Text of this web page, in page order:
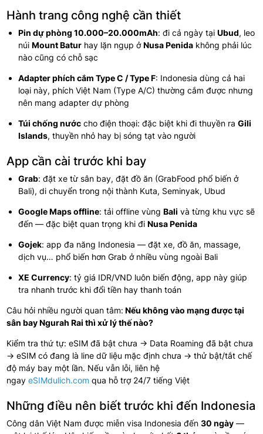
Hành trang công nghệ cần thiết
Pin dự phòng 10.000–20.000mAh: đi cả ngày tại Ubud, leo
núi Mount Batur hay lặn ngụp ở Nusa Penida không phải lúc
nào cũng có chỗ sạc
Adapter phích cắm Type C / Type F: Indonesia dùng cả hai
loại này, phích Việt Nam (Type A/C) thường cắm được nhưng
nên mang adapter dự phòng
Túi chống nước cho điện thoại: đặc biệt khi đi thuyền ra Gili
Islands, thuyền nhỏ hay bị sóng tạt vào người
App cần cài trước khi bay
Grab: đặt xe từ sân bay, đặt đồ ăn (GrabFood phổ biến ở
Bali), di chuyển trong nội thành Kuta, Seminyak, Ubud
Google Maps offline: tải offline vùng Bali và từng khu vực sẽ
đến — đặc biệt quan trọng khi đi Nusa Penida
Gojek: app đa năng Indonesia — đặt xe, đồ ăn, massage,
dịch vụ… phổ biến hơn Grab ở nhiều vùng ngoài Bali
XE Currency: tỷ giá IDR/VND luôn biến động, app này giúp
tra nhanh trước khi đổi tiền hay thanh toán
Câu hỏi nhiều người quan tâm: Nếu không vào mạng được tại
sân bay Ngurah Rai thì xử lý thế nào?
Kiểm tra thứ tự: eSIM đã bật chưa → Data Roaming đã bật chưa
→ eSIM có đang là line dữ liệu mặc định chưa → thử bật/tắt chế
độ máy bay một lần. Nếu vẫn lỗi, liên hệ
ngay eSIMdulich.com qua hỗ trợ 24/7 tiếng Việt
Những điều nên biết trước khi đến Indonesia
Công dân Việt Nam được miễn visa Indonesia đến 30 ngày—